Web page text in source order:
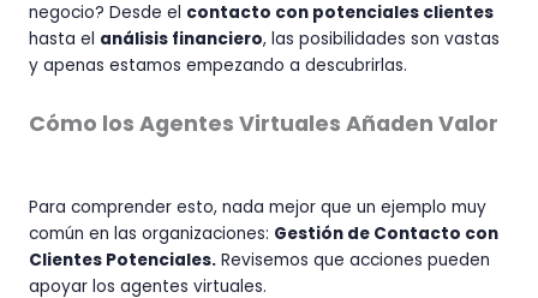
negocio? Desde el contacto con potenciales clientes
hasta el análisis financiero, las posibilidades son vastas
y apenas estamos empezando a descubrirlas.
Cómo los Agentes Virtuales Añaden Valor
Para comprender esto, nada mejor que un ejemplo muy
común en las organizaciones: Gestión de Contacto con
Clientes Potenciales.Revisemos que acciones pueden
apoyar los agentes virtuales.